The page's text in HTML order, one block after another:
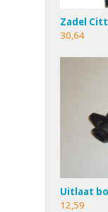
Zadel
30,64
Uitlaat
12,59